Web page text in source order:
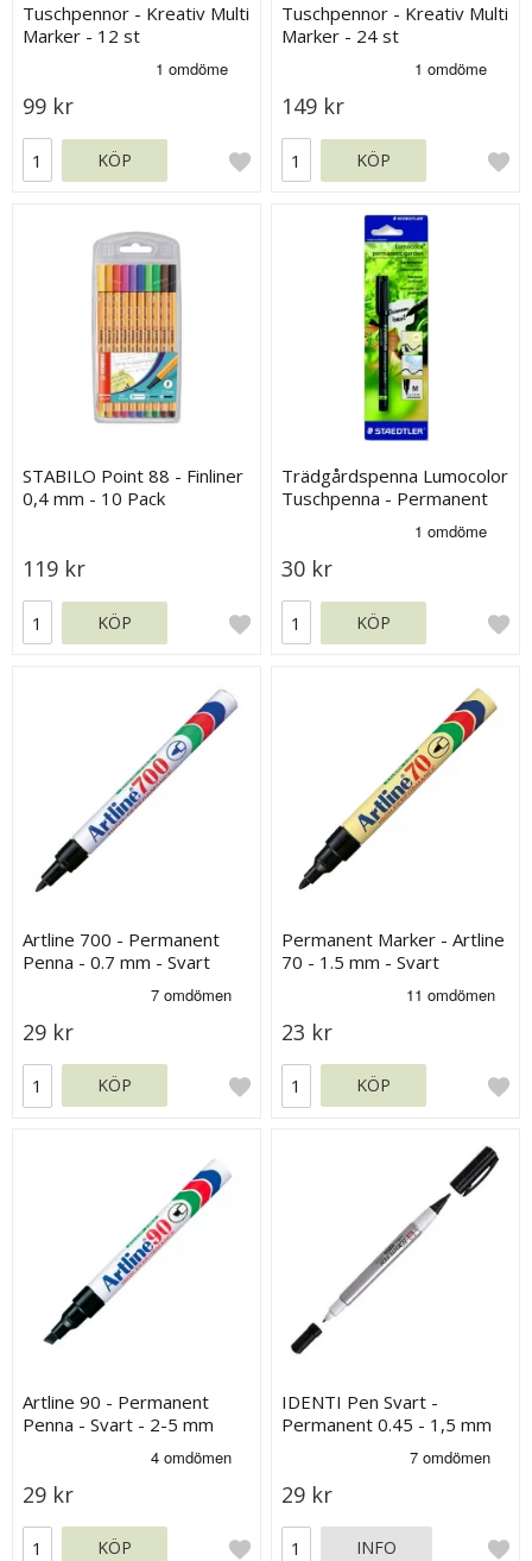
Tuschpennor - Kreativ Multi
Marker - 12 st
99 kr
KÖP
Tuschpennor - Kreativ Multi
Marker - 24 st
149 kr
KÖP
STABILO Point 88 - Finliner
0,4 mm - 10 Pack
119 kr
KÖP
Trädgårdspenna Lumocolor
Tuschpenna - Permanent
30 kr
KÖP
Artline 700 - Permanent
Penna - 0.7 mm - Svart
29 kr
KÖP
Permanent Marker - Artline
70 - 1.5 mm - Svart
23 kr
KÖP
Artline 90 - Permanent
Penna - Svart - 2-5 mm
29 kr
KÖP
IDENTI Pen Svart -
Permanent 0.45 - 1,5 mm
29 kr
INFO